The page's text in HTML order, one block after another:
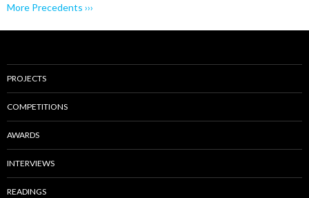
More Precedents ›››
PROJECTS
COMPETITIONS
AWARDS
INTERVIEWS
READINGS